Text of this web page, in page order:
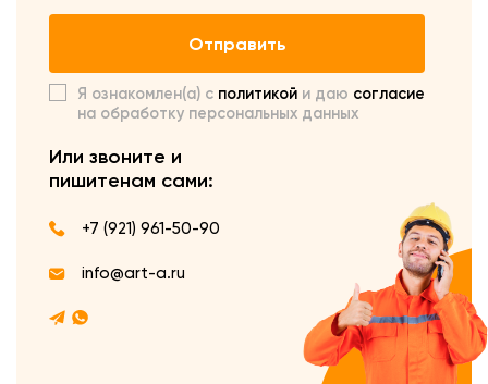
Отправить
Я ознакомлен(а) с политикой и даю согласие
на обработку персональных данных
Или звоните и
пишитенам сами:
+7 (921) 961-50-90
info@art-a.ru